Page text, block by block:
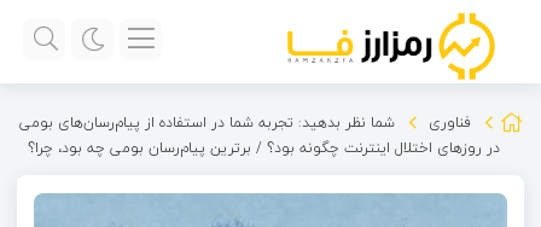
فناوری
شما نظر بدهید: تجربه شما در استفاده از پیام‌رسان‌های بومی
در روزهای اختلال اینترنت چگونه بود؟ / برترین پیام‌رسان بومی چه بود، چرا؟